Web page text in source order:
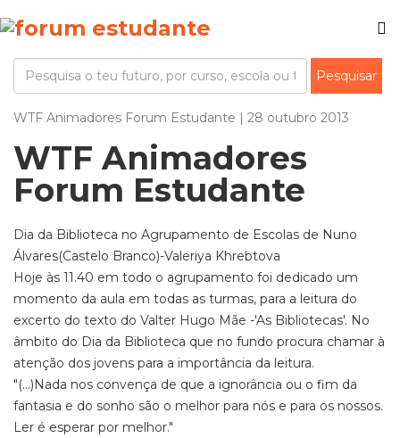
WTF Animadores Forum Estudante | 28 outubro 2013
WTF Animadores
Forum Estudante
Dia da Biblioteca no Agrupamento de Escolas de Nuno
Álvares(Castelo Branco)-Valeriya Khrebtova
Hoje às 11.40 em todo o agrupamento foi dedicado um
momento da aula em todas as turmas, para a leitura do
excerto do texto do Valter Hugo Mãe -'As Bibliotecas'. No
âmbito do Dia da Biblioteca que no fundo procura chamar à
atenção dos jovens para a importância da leitura.
"(...)Nada nos convença de que a ignorância ou o fim da
fantasia e do sonho são o melhor para nós e para os nossos.
Ler é esperar por melhor."